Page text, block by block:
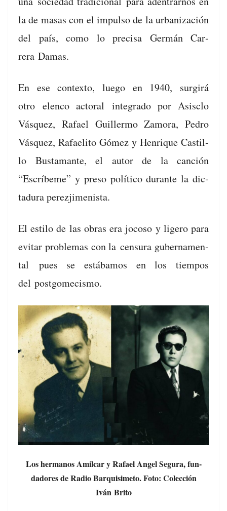
la de masas con el impul­so de la urban­ización
del país, como lo pre­cisa Ger­mán Car­
rera Damas.
En ese con­tex­to, luego en 1940, sur­girá
otro elen­co actoral inte­gra­do por Asis­clo
Vásquez, Rafael Guiller­mo Zamo­ra, Pedro
Vásquez, Rafaeli­to Gómez y Hen­rique Castil­
lo Bus­ta­mante, el autor de la can­ción
“Escríbe­me” y pre­so políti­co durante la dic­
tadu­ra perezjimenista.
El esti­lo de las obras era jocoso y ligero para
evi­tar prob­le­mas con lacen­sura guber­na­men­
tal pues se estábamos en los tiem­pos
del post­gome­cis­mo.
Los her­manos Amil­car y Rafael Angel Segu­ra, fun­
dadores de Radio Bar­quisime­to. Foto: Colec­ción
Iván Brito